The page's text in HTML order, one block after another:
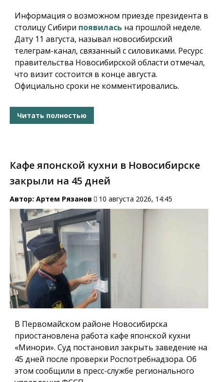
Информация о возможном приезде президента в
столицу Сибири появилась на прошлой неделе.
Дату 11 августа, называл новосибирский
телеграм-канал, связанный с силовиками. Ресурс
правительства Новосибирской области отмечал,
что визит состоится в конце августа.
Официально сроки не комментировались.
Читать полностью
Кафе японской кухни в Новосибирске
закрыли на 45 дней
Автор: Артем Рязанов 10 августа 2026, 14:45
В Первомайском районе Новосибирска
приостановлена работа кафе японской кухни
«Минори». Суд постановил закрыть заведение на
45 дней после проверки Роспотребнадзора. Об
этом сообщили в пресс-службе регионального